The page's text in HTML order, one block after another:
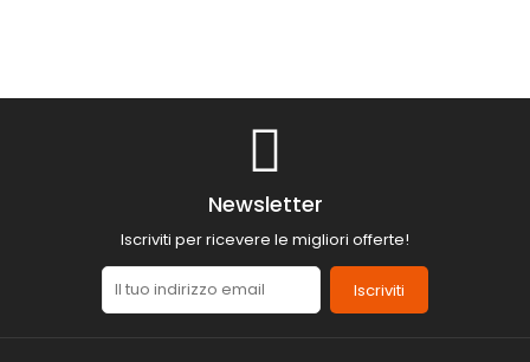
Newsletter
Iscriviti per ricevere le migliori offerte!
Iscriviti